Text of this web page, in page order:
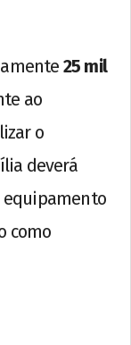
25 mil
ao
o
deverá
equipamento
como